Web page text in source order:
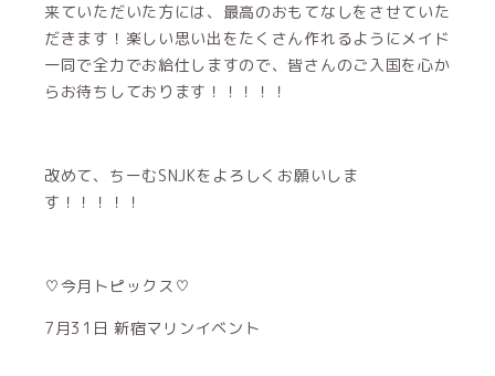
来ていただいた方には、最高のおもてなしをさせていた
だきます！楽しい思い出をたくさん作れるようにメイド
一同で全力でお給仕しますので、皆さんのご入国を心か
らお待ちしております！！！！！
改めて、ちーむSNJKをよろしくお願いしま
す！！！！！
♡今月トピックス♡
7月31日 新宿マリンイベント